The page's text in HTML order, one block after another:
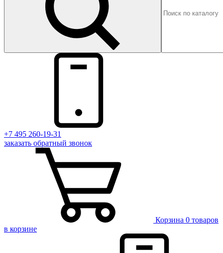
+7 495 260-19-31
заказать обратный звонок
Корзина 0 товаров
в корзине